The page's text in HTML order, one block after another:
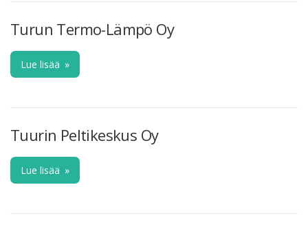
Turun Termo-Lämpö Oy
Lue lisää »
Tuurin Peltikeskus Oy
Lue lisää »